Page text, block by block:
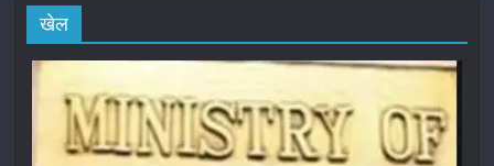
खेल